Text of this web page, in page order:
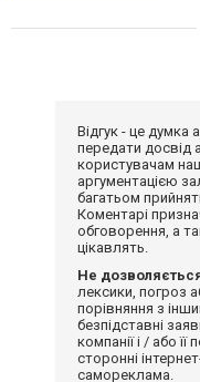
Відгук - це думка
передати досвід
користувачам
аргументацією
багатьом
Коментарі
обговорення, а
цікавлять.
Не
лексики, погроз
порівняння з
безпідставні
компанії і / або
сторонні
самореклама.